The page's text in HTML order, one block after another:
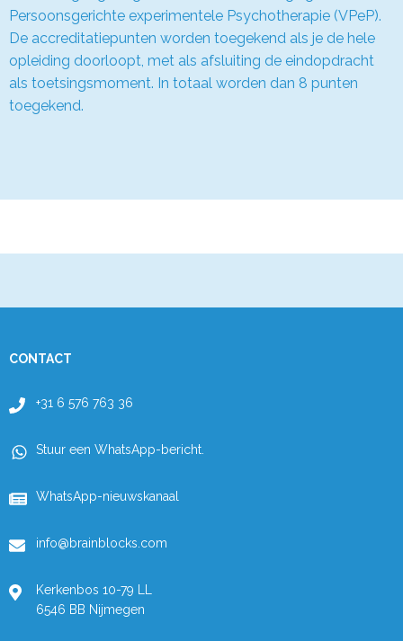
Persoonsgerichte experimentele Psychotherapie (VPeP).
De accreditatiepunten worden toegekend als je de hele
opleiding doorloopt, met als afsluiting de eindopdracht
als toetsingsmoment. In totaal worden dan 8 punten
toegekend.
CONTACT
+31 6 576 763 36
Stuur een WhatsApp-bericht.
WhatsApp-nieuwskanaal
info@brainblocks.com
Kerkenbos 10-79 LL
6546 BB Nijmegen